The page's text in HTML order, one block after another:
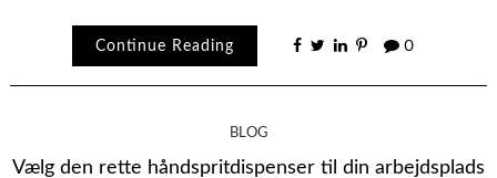
Continue Reading 0
BLOG
Vælg den rette håndspritdispenser til din arbejdsplads